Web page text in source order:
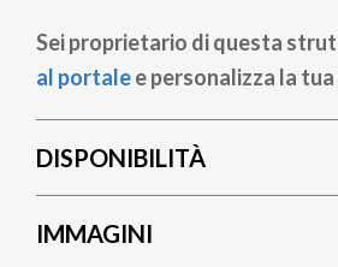
Sei proprietario di questa
al portalee personalizza la
DISPONIBILITÀ
IMMAGINI